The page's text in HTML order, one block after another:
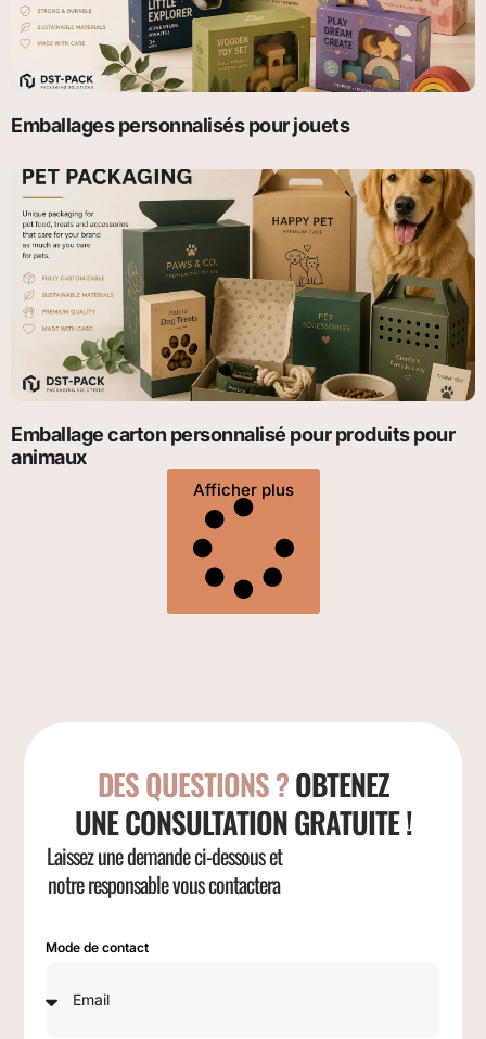
Emballages personnalisés pour jouets
Emballage carton personnalisé pour produits pour
animaux
Afficher plus
DES QUESTIONS ?OBTENEZ
UNE CONSULTATION GRATUITE !
Laissez une demande ci-dessous et
notre responsable vous contactera
Mode de contact